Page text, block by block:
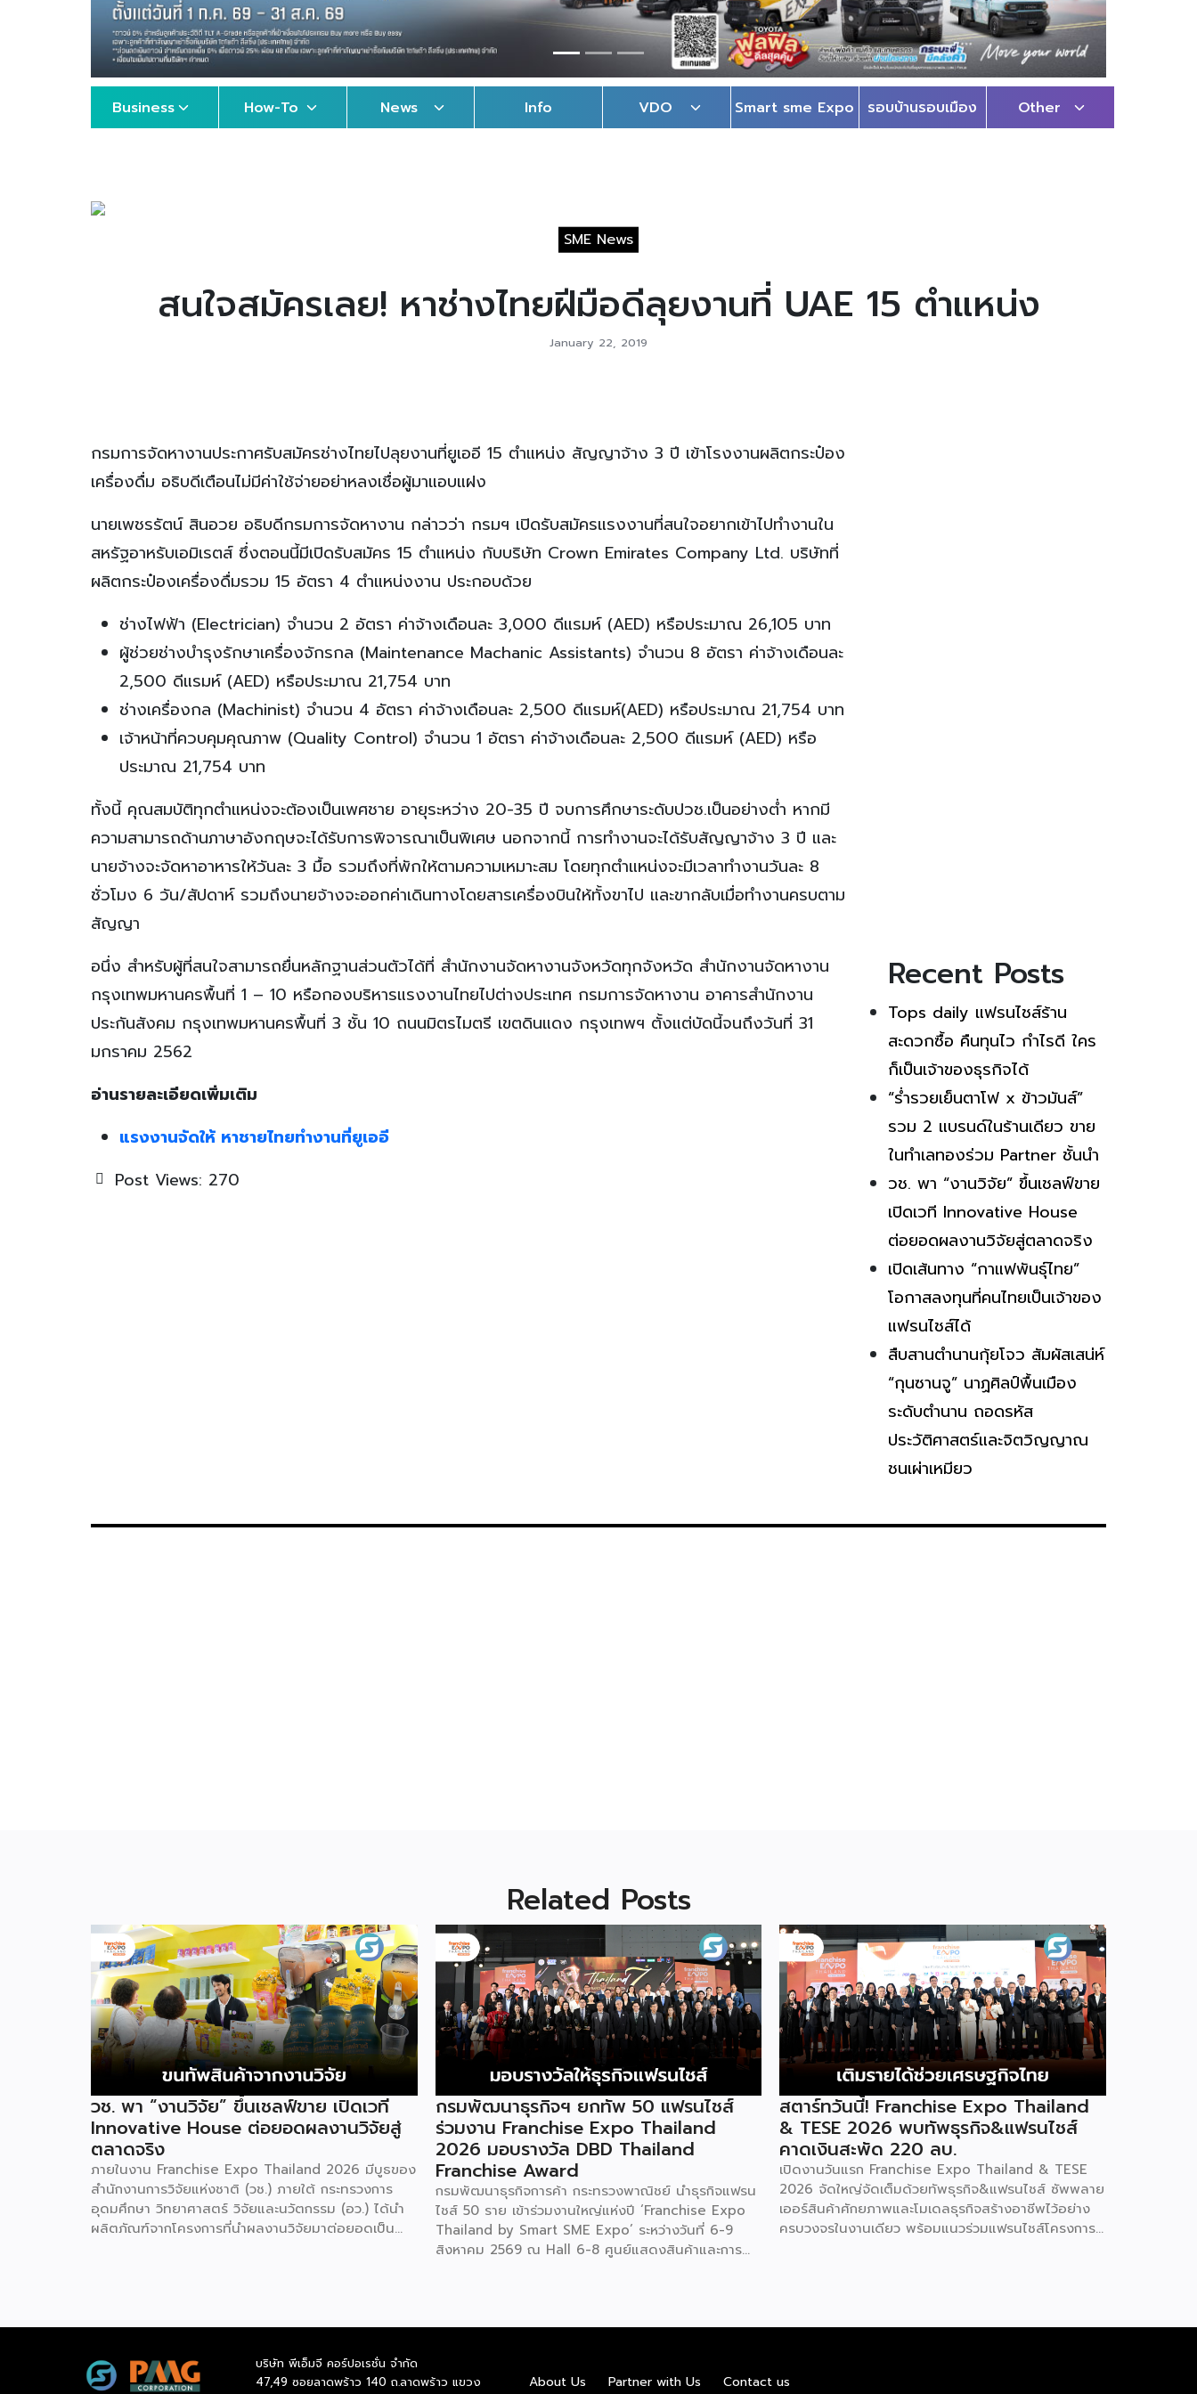
Business How-To News Info VDO Smart sme Expo รอบบ้านรอบเมือง Other
SME News
สนใจสมัครเลย! หาช่างไทยฝีมือดีลุยงานที่ UAE 15 ตำแหน่ง
January 22, 2019
กรมการจัดหางานประกาศรับสมัครช่างไทยไปลุยงานที่ยูเออี 15 ตำแหน่ง สัญญาจ้าง 3 ปี เข้าโรงงานผลิตกระป๋อง
เครื่องดื่ม อธิบดีเตือนไม่มีค่าใช้จ่ายอย่าหลงเชื่อผู้มาแอบแฝง
นายเพชรรัตน์ สินอวย อธิบดีกรมการจัดหางาน กล่าวว่า กรมฯ เปิดรับสมัครแรงงานที่สนใจอยากเข้าไปทำงานใน
สหรัฐอาหรับเอมิเรตส์ ซึ่งตอนนี้มีเปิดรับสมัคร 15 ตำแหน่ง กับบริษัท Crown Emirates Company Ltd. บริษัทที่
ผลิตกระป๋องเครื่องดื่มรวม 15 อัตรา 4 ตำแหน่งงาน ประกอบด้วย
ช่างไฟฟ้า (Electrician) จำนวน 2 อัตรา ค่าจ้างเดือนละ 3,000 ดีแรมห์ (AED) หรือประมาณ 26,105 บาท
ผู้ช่วยช่างบำรุงรักษาเครื่องจักรกล (Maintenance Machanic Assistants) จำนวน 8 อัตรา ค่าจ้างเดือนละ
2,500 ดีแรมห์ (AED) หรือประมาณ 21,754 บาท
ช่างเครื่องกล (Machinist) จำนวน 4 อัตรา ค่าจ้างเดือนละ 2,500 ดีแรมห์(AED) หรือประมาณ 21,754 บาท
เจ้าหน้าที่ควบคุมคุณภาพ (Quality Control) จำนวน 1 อัตรา ค่าจ้างเดือนละ 2,500 ดีแรมห์ (AED) หรือ
ประมาณ 21,754 บาท
ทั้งนี้ คุณสมบัติทุกตำแหน่งจะต้องเป็นเพศชาย อายุระหว่าง 20-35 ปี จบการศึกษาระดับปวช.เป็นอย่างต่ำ หากมี
ความสามารถด้านภาษาอังกฤษจะได้รับการพิจารณาเป็นพิเศษ นอกจากนี้ การทำงานจะได้รับสัญญาจ้าง 3 ปี และ
นายจ้างจะจัดหาอาหารให้วันละ 3 มื้อ รวมถึงที่พักให้ตามความเหมาะสม โดยทุกตำแหน่งจะมีเวลาทำงานวันละ 8
ชั่วโมง 6 วัน/สัปดาห์ รวมถึงนายจ้างจะออกค่าเดินทางโดยสารเครื่องบินให้ทั้งขาไป และขากลับเมื่อทำงานครบตาม
สัญญา
อนึ่ง สำหรับผู้ที่สนใจสามารถยื่นหลักฐานส่วนตัวได้ที่ สำนักงานจัดหางานจังหวัดทุกจังหวัด สำนักงานจัดหางาน
กรุงเทพมหานครพื้นที่ 1 – 10 หรือกองบริหารแรงงานไทยไปต่างประเทศ กรมการจัดหางาน อาคารสำนักงาน
ประกันสังคม กรุงเทพมหานครพื้นที่ 3 ชั้น 10 ถนนมิตรไมตรี เขตดินแดง กรุงเทพฯ ตั้งแต่บัดนี้จนถึงวันที่ 31
มกราคม 2562
อ่านรายละเอียดเพิ่มเติม
แรงงานจัดให้ หาชายไทยทำงานที่ยูเออี
Post Views: 270
Recent Posts
Tops daily แฟรนไชส์ร้าน
สะดวกซื้อ คืนทุนไว กำไรดี ใคร
ก็เป็นเจ้าของธุรกิจได้
“ร่ำรวยเย็นตาโฟ x ข้าวมันส์”
รวม 2 แบรนด์ในร้านเดียว ขาย
ในทำเลทองร่วม Partner ชั้นนำ
วช. พา “งานวิจัย” ขึ้นเชลฟ์ขาย
เปิดเวที Innovative House
ต่อยอดผลงานวิจัยสู่ตลาดจริง
เปิดเส้นทาง “กาแฟพันธุ์ไทย”
โอกาสลงทุนที่คนไทยเป็นเจ้าของ
แฟรนไชส์ได้
สืบสานตำนานกุ้ยโจว สัมผัสเสน่ห์
“กุนซานจู” นาฏศิลป์พื้นเมือง
ระดับตำนาน ถอดรหัส
ประวัติศาสตร์และจิตวิญญาณ
ชนเผ่าเหมียว
Related Posts
วช. พา “งานวิจัย” ขึ้นเชลฟ์ขาย เปิดเวที
Innovative House ต่อยอดผลงานวิจัยสู่
ตลาดจริง
ภายในงาน Franchise Expo Thailand 2026 มีบูธของ
สำนักงานการวิจัยแห่งชาติ (วช.) ภายใต้ กระทรวงการ
อุดมศึกษา วิทยาศาสตร์ วิจัยและนวัตกรรม (อว.) ได้นำ
ผลิตภัณฑ์จากโครงการที่นำผลงานวิจัยมาต่อยอดเป็น
อาวุโส แน่นอนว่านี่เป็นหน่วยงานผู้อยู่เบื้องหลังงานวิจัย
ในบูธครั้งนี้เป็นส่วนหนึ่งของทุนที่ วช. สนับสนุนภายใต้ชุด
โครงการ Innovative House ซึ่งมีเป้าหมายชัดเจน คือ
กรมพัฒนาธุรกิจฯ ยกทัพ 50 แฟรนไชส์
ร่วมงาน Franchise Expo Thailand
2026 มอบรางวัล DBD Thailand
Franchise Award
กรมพัฒนาธุรกิจการค้า กระทรวงพาณิชย์ นำธุรกิจแฟรน
ไชส์ 50 ราย เข้าร่วมงานใหญ่แห่งปี ‘Franchise Expo
Thailand by Smart SME Expo’ ระหว่างวันที่ 6-9
สิงหาคม 2569 ณ Hall 6-8 ศูนย์แสดงสินค้าและการ
รมฯ นายพูนพงษ์ นัยนาภากรณ์ อธิบดีกรมพัฒนา
สมาร์ท เอสเอ็มอี เอ็กซ์โป (Franchise Expo Thailand
สตาร์ทวันนี้! Franchise Expo Thailand
& TESE 2026 พบทัพธุรกิจ&แฟรนไชส์
คาดเงินสะพัด 220 ลบ.
เปิดงานวันแรก Franchise Expo Thailand & TESE
2026 จัดใหญ่จัดเต็มด้วยทัพธุรกิจ&แฟรนไชส์ ซัพพลาย
เออร์สินค้าศักยภาพและโมเดลธุรกิจสร้างอาชีพไว้อย่าง
ครบวงจรในงานเดียว พร้อมแนวร่วมแฟรนไชส์โครงการ
ในงานด้วยสินเชื่อ และทำเลทองทั่วประเทศ พร้อมเสวนา
6-9 สิงหาคมนี้ ที่ฮอลล์ 6-8 อิมแพ็คเมืองทองธานี
บริษัท พีเอ็มจี คอร์ปอเรชั่น จำกัด
47,49 ซอยลาดพร้าว 140 ถ.ลาดพร้าว แขวง
About Us Partner with Us Contact us